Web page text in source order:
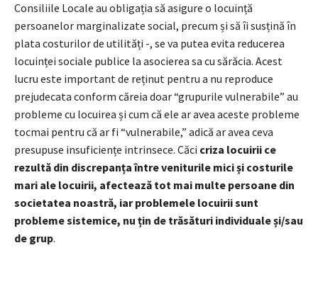
Consiliile Locale au obligația să asigure o locuință
persoanelor marginalizate social, precum și să îi susțină în
plata costurilor de utilități -, se va putea evita reducerea
locuinței sociale publice la asocierea sa cu sărăcia. Acest
lucru este important de reținut pentru a nu reproduce
prejudecata conform căreia doar “grupurile vulnerabile” au
probleme cu locuirea și cum că ele ar avea aceste probleme
tocmai pentru că ar fi “vulnerabile,” adică ar avea ceva
presupuse insuficiențe intrinsece. Căci criza locuirii ce
rezultă din discrepanța între veniturile mici și costurile
mari ale locuirii, afectează tot mai multe persoane din
societatea noastră, iar problemele locuirii sunt
probleme sistemice, nu țin de trăsături individuale și/sau
de grup.